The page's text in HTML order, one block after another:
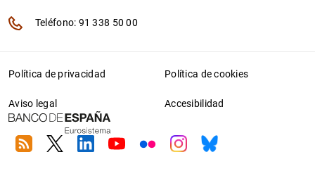
Teléfono: 91 338 50 00
Política de privacidad Política de cookies
Aviso legal Accesibilidad
RSS TwitterLinkedin
YoutubeFlickrInstagram
Bluesky